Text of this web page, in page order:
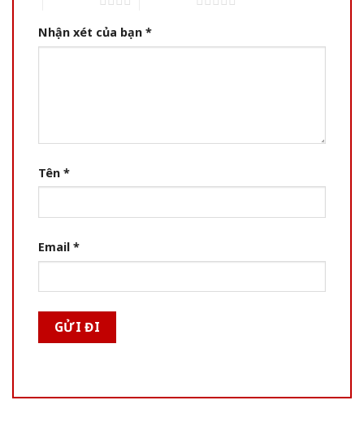
Nhận xét của bạn *
Tên *
Email *